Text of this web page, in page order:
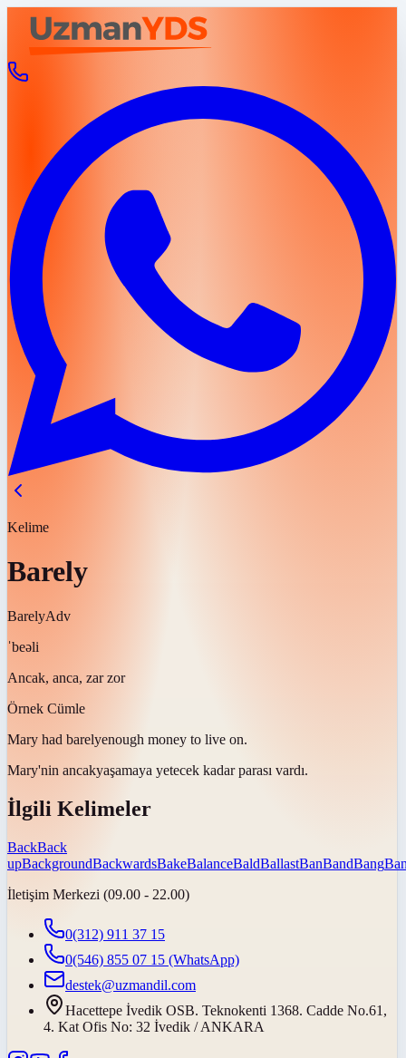
Kelime
Barely
BarelyAdv
ˈbeəli
Ancak, anca, zar zor
Örnek Cümle
Mary had barelyenough money to live on.
Mary'nin ancakyaşamaya yetecek kadar parası vardı.
İlgili Kelimeler
BackBack
upBackgroundBackwardsBakeBalanceBaldBallastBanBandBang
İletişim Merkezi (09.00 - 22.00)
0(312) 911 37 15
0(546) 855 07 15 (WhatsApp)
destek@uzmandil.com
Hacettepe İvedik OSB. Teknokenti 1368. Cadde No.61,
4. Kat Ofis No: 32 İvedik / ANKARA